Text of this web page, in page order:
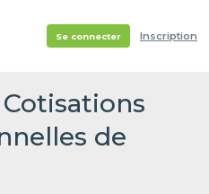
Se connecter Inscription
de